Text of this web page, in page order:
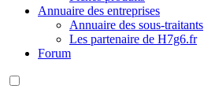
Annuaire des entreprises
Annuaire des sous-traitants
Les partenaire de H7g6.fr
Forum